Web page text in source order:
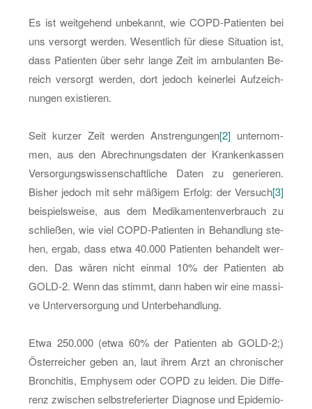
Es ist weit­ge­hend un­be­kannt, wie COPD-Pa­ti­en­ten bei
uns ver­sorgt wer­den. We­sent­lich für diese Si­tua­ti­on ist,
dass Pa­ti­en­ten über sehr lange Zeit im am­bu­lan­ten Be­
reich ver­sorgt wer­den, dort je­doch kei­ner­lei Auf­zeich­
nun­gen exis­tie­ren.
Seit kur­zer Zeit wer­den An­stren­gun­gen[2] un­ter­nom­
men, aus den Ab­rech­nungs­da­ten der Kran­ken­kas­sen
Ver­sor­gungs­wis­sen­schaft­li­che Daten zu ge­ne­rie­ren.
Bis­her je­doch mit sehr mä­ßi­gem Er­folg: der Ver­such[3]
bei­spiels­wei­se, aus dem Me­di­ka­men­ten­ver­brauch zu
schlie­ßen, wie viel COPD-Pa­ti­en­ten in Be­hand­lung ste­
hen, ergab, dass etwa 40.000 Pa­ti­en­ten be­han­delt wer­
den. Das wären nicht ein­mal 10% der Pa­ti­en­ten ab
GOLD-2. Wenn das stimmt, dann haben wir eine mas­si­
ve Un­ter­ver­sor­gung und Un­ter­be­hand­lung.
Etwa 250.000 (etwa 60% der Pa­ti­en­ten ab GOLD-2;)
Ös­ter­rei­cher geben an, laut ihrem Arzt an chro­ni­scher
Bron­chi­tis, Em­phy­sem oder COPD zu lei­den. Die Dif­fe­
renz zwi­schen selbst­re­fe­rier­ter Dia­gno­se und Epi­de­mio­